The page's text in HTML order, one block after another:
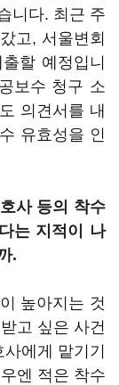
니다. 최근 주
고, 서울변회
할 예정입니
보수 청구 소
의견서를 내
유효성을 인
사 등의 착수
는 지적이 나
.
높아지는 것
고 싶은 사건
에게 맡기기
엔 적은 착수